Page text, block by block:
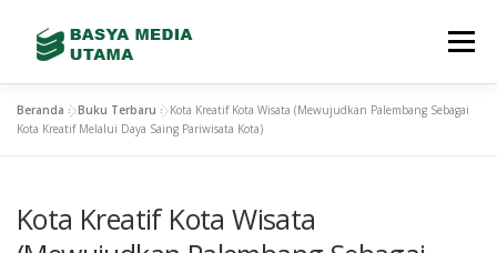
Menu
TENTANG KAMI LAYANAN
GALLERY TEAM TERBITAN BARU
Beranda »Buku Terbaru »Kota Kreatif Kota Wisata (Mewujudkan Palembang Sebagai
Kota Kreatif Melalui Daya Saing Pariwisata Kota)
Kota Kreatif Kota Wisata